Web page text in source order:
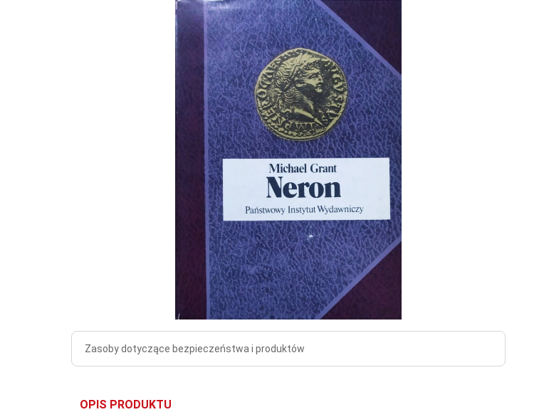
Zasoby dotyczące bezpieczeństwa i produktów
OPIS PRODUKTU